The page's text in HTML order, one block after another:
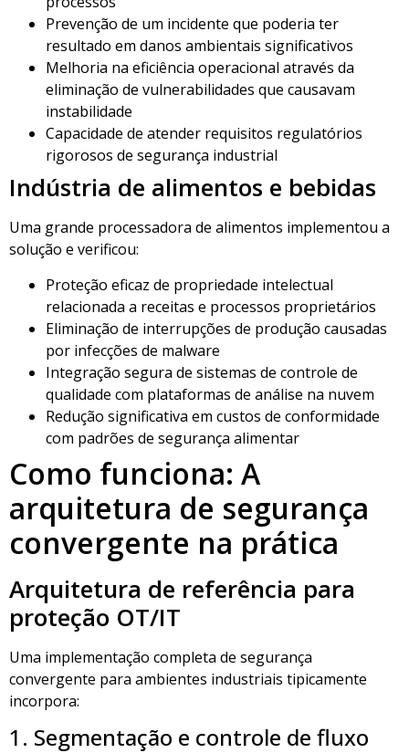
Prevenção de um incidente que poderia ter
resultado em danos ambientais significativos
Melhoria na eficiência operacional através da
eliminação de vulnerabilidades que causavam
instabilidade
Capacidade de atender requisitos regulatórios
rigorosos de segurança industrial
Indústria de alimentos e bebidas
Uma grande processadora de alimentos implementou a
solução e verificou:
Proteção eficaz de propriedade intelectual
relacionada a receitas e processos proprietários
Eliminação de interrupções de produção causadas
por infecções de malware
Integração segura de sistemas de controle de
qualidade com plataformas de análise na nuvem
Redução significativa em custos de conformidade
com padrões de segurança alimentar
Como funciona: A
arquitetura de segurança
convergente na prática
Arquitetura de referência para
proteção OT/IT
Uma implementação completa de segurança
convergente para ambientes industriais tipicamente
incorpora:
1. Segmentação e controle de fluxo